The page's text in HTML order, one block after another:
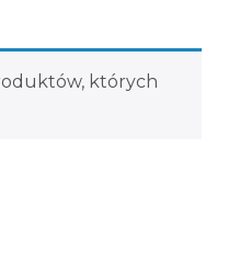
których